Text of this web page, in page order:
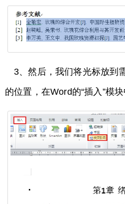
3、然后，我们将光标放到
的位置，在Word的“插入”模块